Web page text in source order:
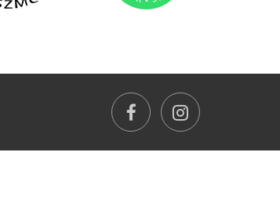
facebookinstagram